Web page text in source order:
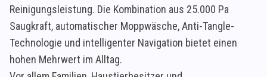
Reinigungsleistung. Die Kombination aus 25.000 Pa
Saugkraft, automatischer Moppwäsche, Anti-Tangle-
Technologie und intelligenter Navigation bietet einen
hohen Mehrwert im Alltag.